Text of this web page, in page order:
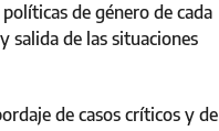
de género de cada
salida de las situaciones
de casos críticos y de